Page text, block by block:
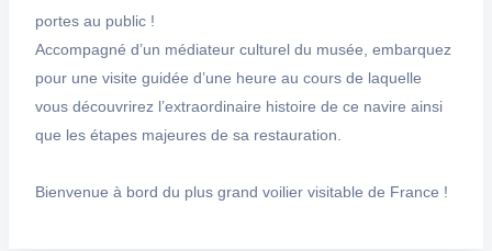
portes au public !
Accompagné d’un médiateur culturel du musée, embarquez
pour une visite guidée d’une heure au cours de laquelle
vous découvrirez l’extraordinaire histoire de ce navire ainsi
que les étapes majeures de sa restauration.
Bienvenue à bord du plus grand voilier visitable de France !